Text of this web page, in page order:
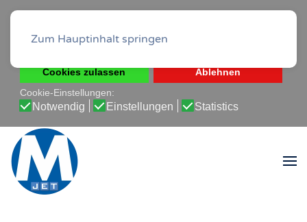
Cookie-Richtlinie
Datenschutz-Bestimmungen
Cookies zulassen
Ablehnen
Cookie-Einstellungen:
Notwendig Einstellungen Statistics
Zum Hauptinhalt springen